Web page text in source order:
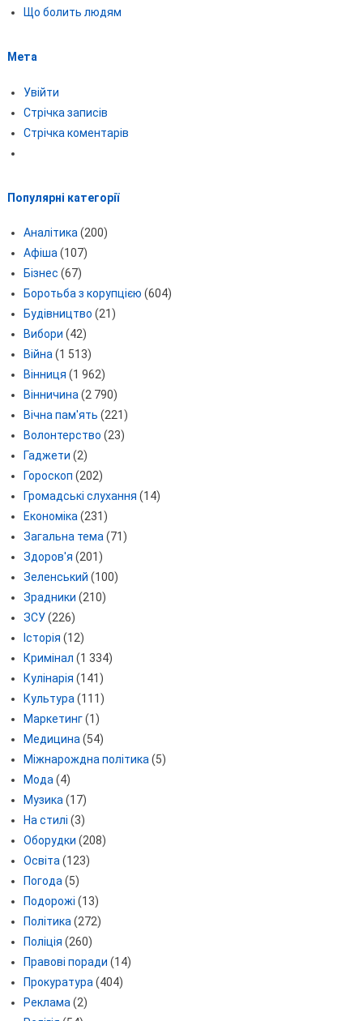
Що болить людям
Мета
Увійти
Стрічка записів
Стрічка коментарів
Популярні категорії
Аналітика(200)
Афіша(107)
Бізнес (67)
Боротьба з корупцією (604)
Будівництво (21)
Вибори (42)
Війна(1 513)
Вінниця (1 962)
Вінничина(2 790)
Вічна пам'ять (221)
Волонтерство (23)
Гаджети (2)
Гороскоп (202)
Громадські слухання (14)
Економіка(231)
Загальна тема(71)
Здоров'я (201)
Зеленський (100)
Зрадники (210)
ЗСУ(226)
Історія (12)
Кримінал (1 334)
Кулінарія (141)
Культура(111)
Маркетинг(1)
Медицина(54)
Міжнарождна політика(5)
Мода(4)
Музика(17)
На стилі (3)
Оборудки (208)
Освіта(123)
Погода(5)
Подорожі (13)
Політика(272)
Поліція (260)
Правові поради (14)
Прокуратура(404)
Реклама(2)